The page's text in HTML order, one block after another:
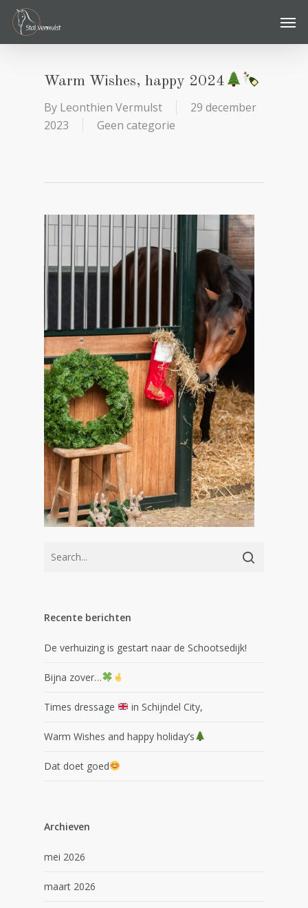
Skip
main
Warm Wishes, happy 2024
By Leonthien Vermulst
29 december
2023
Geen categorie
Recente berichten
De verhuizing is gestart naar de Schootsedijk!
Bijna zover…
Times dressage in Schijndel City,
Warm Wishes and happy holiday’s
Dat doet goed
Archieven
mei 2026
maart 2026